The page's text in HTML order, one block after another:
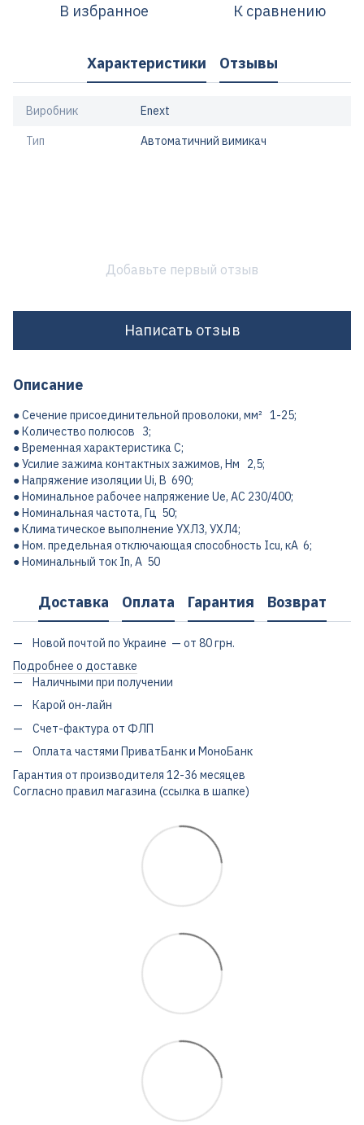
В избранное К сравнению
Характеристики Отзывы
Виробник Enext
Тип Автоматичний вимикач
Добавьте первый отзыв
Написать отзыв
Описание
● Сечение присоединительной проволоки, мм² 1-25;
● Количество полюсов 3;
● Временная характеристика C;
● Усилие зажима контактных зажимов, Нм 2,5;
● Напряжение изоляции Ui, В 690;
● Номинальное рабочее напряжение Ue, AC 230/400;
● Номинальная частота, Гц 50;
● Климатическое выполнение УХЛ3, УХЛ4;
● Ном. предельная отключающая способность Icu, кА 6;
● Номинальный ток In, А 50
Доставка Оплата Гарантия Возврат
Новой почтой по Украине — от 80 грн.
Подробнее о доставке
Наличными при получении
Карой он-лайн
Счет-фактура от ФЛП
Оплата частями ПриватБанк и МоноБанк
Гарантия от производителя 12-36 месяцев
Согласно правил магазина (ссылка в шапке)